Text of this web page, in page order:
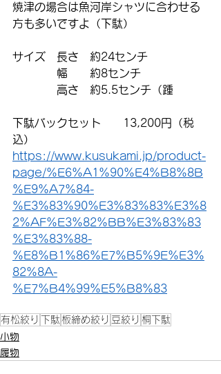
焼津の場合は魚河岸シャツに合わせる
方も多いですよ（下駄）
サイズ　長さ　約24センチ
幅　　約8センチ
高さ　約5.5センチ（踵
下駄バックセット　　13,200円（税
込）
https://www.kusukami.jp/product-
page/%E6%A1%90%E4%B8%8B
%E9%A7%84-
%E3%83%90%E3%83%83%E3%8
2%AF%E3%82%BB%E3%83%83
%E3%83%88-
%E8%B1%86%E7%B5%9E%E3%
82%8A-
%E7%B4%99%E5%B8%83
有松絞り 下駄 板締め絞り 豆絞り 桐下駄
小物
履物